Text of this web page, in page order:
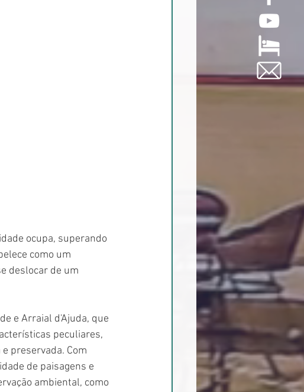
ocupa, superando
como um
deslocar de um
e Arraial d'Ajuda, que
peculiares,
preservada. Com
de paisagens e
ambiental, como